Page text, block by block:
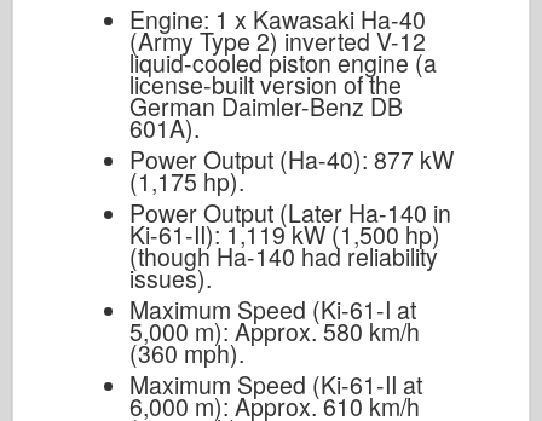
Engine: 1 x Kawasaki Ha-40
(Army Type 2) inverted V-12
liquid-cooled piston engine (a
license-built version of the
German Daimler-Benz DB
601A).
Power Output (Ha-40): 877 kW
(1,175 hp).
Power Output (Later Ha-140 in
Ki-61-II): 1,119 kW (1,500 hp)
(though Ha-140 had reliability
issues).
Maximum Speed (Ki-61-I at
5,000 m): Approx. 580 km/h
(360 mph).
Maximum Speed (Ki-61-II at
6,000 m): Approx. 610 km/h